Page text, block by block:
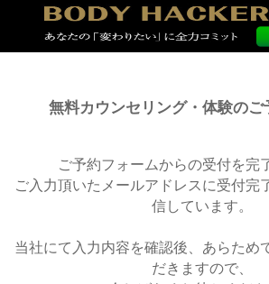
無料カウンセリング・体験のご
ご予約フォームからの受付を完
ご入力頂いたメールアドレスに受付完
信しています。
当社にて入力内容を確認後、あらため
だきますので、